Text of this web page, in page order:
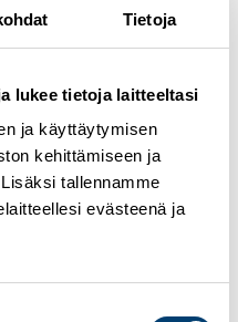
Tietoja
lukee tietoja laitteeltasi
ja käyttäytymisen
kehittämiseen ja
tallennamme
evästeenä ja
skiathlonissa
sijoittui
joukkuemäessä
hopealle – ”On
hypätään